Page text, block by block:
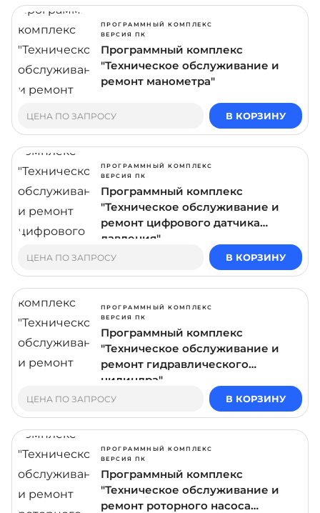
ПРОГРАММНЫЙ КОМПЛЕКС
ВЕРСИЯ ПК
Программный комплекс
"Техническое обслуживание и
ремонт манометра"
ЦЕНА ПО ЗАПРОСУ В КОРЗИНУ
ПРОГРАММНЫЙ КОМПЛЕКС
ВЕРСИЯ ПК
Программный комплекс
"Техническое обслуживание и
ремонт цифрового датчика
давления"
ЦЕНА ПО ЗАПРОСУ В КОРЗИНУ
ПРОГРАММНЫЙ КОМПЛЕКС
ВЕРСИЯ ПК
Программный комплекс
"Техническое обслуживание и
ремонт гидравлического
цилиндра"
ЦЕНА ПО ЗАПРОСУ В КОРЗИНУ
ПРОГРАММНЫЙ КОМПЛЕКС
ВЕРСИЯ ПК
Программный комплекс
"Техническое обслуживание и
ремонт роторного насоса